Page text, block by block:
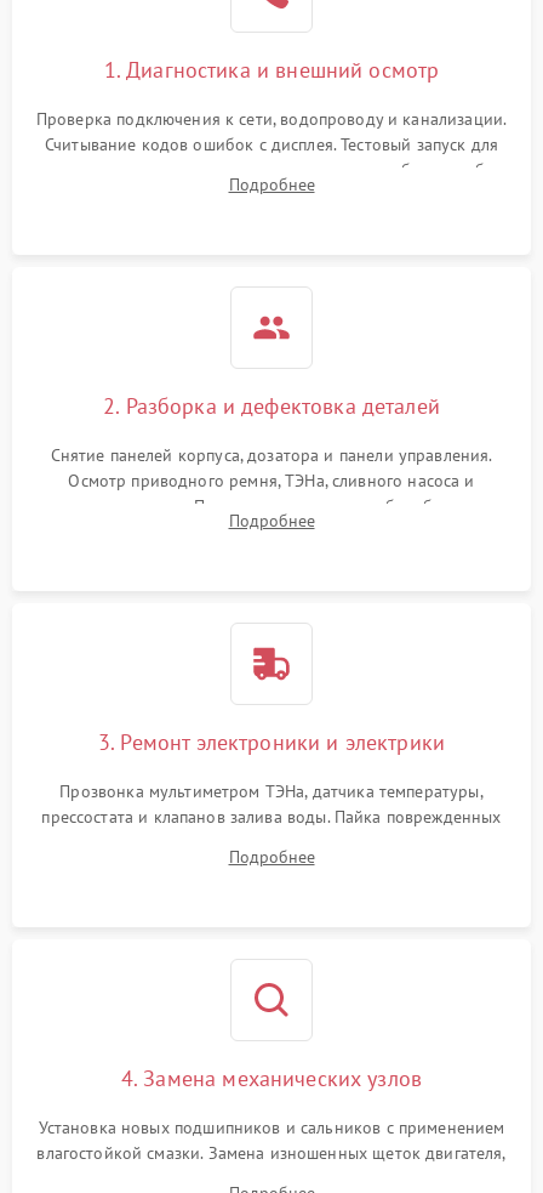
1. Диагностика и внешний осмотр
Проверка подключения к сети, водопроводу и канализации.
Считывание кодов ошибок с дисплея. Тестовый запуск для
выявления посторонних шумов, протечек или сбоев в работе
электронного модуля управления.
Подробнее
2. Разборка и дефектовка деталей
Снятие панелей корпуса, дозатора и панели управления.
Осмотр приводного ремня, ТЭНа, сливного насоса и
амортизаторов. Проверка подшипников барабана и
крестовины на износ, а манжеты люка на разрывы.
Подробнее
3. Ремонт электроники и электрики
Прозвонка мультиметром ТЭНа, датчика температуры,
прессостата и клапанов залива воды. Пайка поврежденных
Восстановление целостности проводки и контактов.
Подробнее
4. Замена механических узлов
Установка новых подшипников и сальников с применением
влагостойкой смазки. Замена изношенных щеток двигателя,